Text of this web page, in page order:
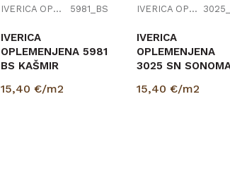
IVERICA OPLEMENJENA 5981_BS
IVERICA
OPLEMENJENA 5981
BS KAŠMIR
15,40 €/m2
IVERICA OPLEMENJENA
IVERICA
OPLEMENJENA
3025 SN
18/2800/2070mm
15,40 €/m2